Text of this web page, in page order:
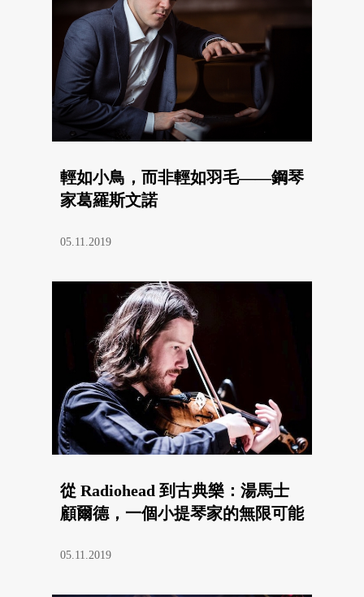
輕如小鳥，而非輕如羽毛——鋼琴
家葛羅斯文諾
05.11.2019
從 Radiohead 到古典樂：湯馬士
顧爾德，一個小提琴家的無限可能
05.11.2019